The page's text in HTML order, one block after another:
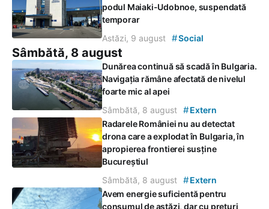
podul Maiaki-Udobnoe, suspendată
temporar
Astăzi, 9 august #Social
Sâmbătă, 8 august
Dunărea continuă să scadă în Bulgaria.
Navigația rămâne afectată de nivelul
foarte mic al apei
Sâmbătă, 8 august #Extern
Radarele României nu au detectat
drona care a explodat în Bulgaria, în
apropierea frontierei susține
Bucureștiul
Sâmbătă, 8 august #Extern
Avem energie suficientă pentru
consumul de astăzi, dar cu prețuri